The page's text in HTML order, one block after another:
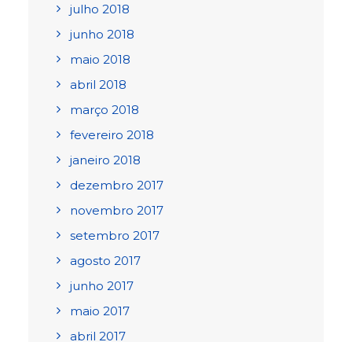
julho 2018
junho 2018
maio 2018
abril 2018
março 2018
fevereiro 2018
janeiro 2018
dezembro 2017
novembro 2017
setembro 2017
agosto 2017
junho 2017
maio 2017
abril 2017